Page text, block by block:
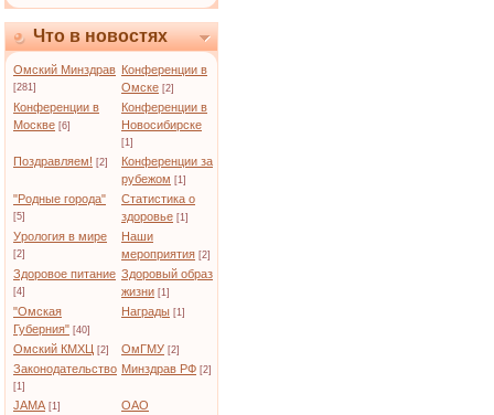
Что в новостях
Омский Минздрав
[281]
Конференции в
Омске [2]
Конференции в
Москве [6]
Конференции в
Новосибирске
[1]
Поздравляем! [2]
Конференции за
рубежом [1]
"Родные города"
[5]
Статистика о
здоровье [1]
Урология в мире
[2]
Наши
мероприятия [2]
Здоровое питание
[4]
Здоровый образ
жизни [1]
"Омская
Губерния" [40]
Награды [1]
Омский КМХЦ [2] ОмГМУ [2]
Законодательство
[1]
Минздрав РФ [2]
JAMA [1]
ОАО